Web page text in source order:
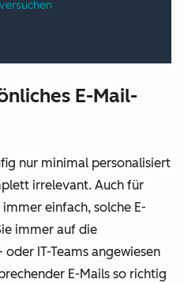
E-Mail-
nur minimal personalisiert
irrelevant. Auch für
einfach, solche E-
immer auf die
IT-Teams angewiesen
E-Mails so richtig